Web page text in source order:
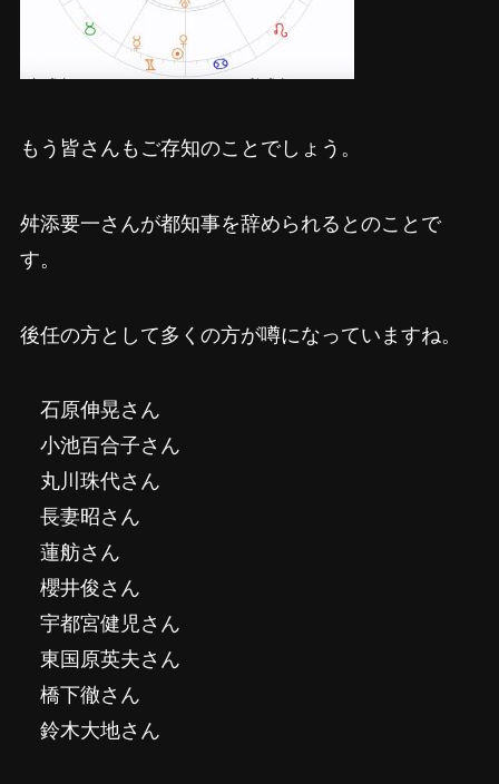
もう皆さんもご存知のことでしょう。
舛添要一さんが都知事を辞められるとのことで
す。
後任の方として多くの方が噂になっていますね。
石原伸晃さん
小池百合子さん
丸川珠代さん
長妻昭さん
蓮舫さん
櫻井俊さん
宇都宮健児さん
東国原英夫さん
橋下徹さん
鈴木大地さん